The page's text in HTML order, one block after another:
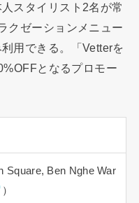
スタイリスト2名が常
クゼーションメニュー
用できる。「Vetterを
となるプロモー
Square, Ben Nghe War
）